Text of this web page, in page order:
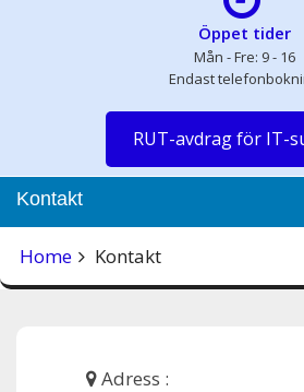
Öppet tider
Mån - Fre: 9 - 16
Endast
RUT-avdrag för IT-
Kontakt
Home Kontakt
Adress :